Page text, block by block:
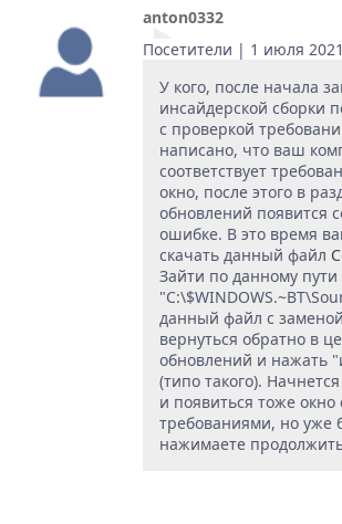
anton0332
Посетители | 1 июля
У кого, после начала
инсайдерской сборки
с проверкой
написано, что ваш
соответствует
окно, после этого в
обновлений появится
ошибке. В это время
скачать данный файл
Зайти по данному пути
данный файл с
вернуться обратно в
обновлений и нажать
(типо такого).
и появиться тоже окно
требованиями, но уже
нажимаете